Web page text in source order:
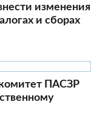
изменения
и сборах
ПАСЗР